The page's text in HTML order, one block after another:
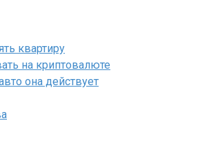
квартиру
на криптовалюте
она действует